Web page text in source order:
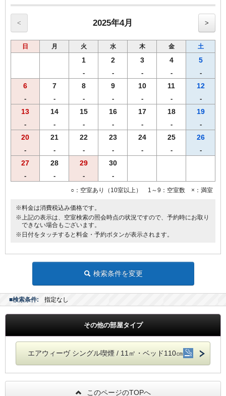
< 2025年4月 >
日 月 火 水 木 金 土
1
-
2
-
3
-
4
-
5
-
6
-
7
-
8
-
9
-
10
-
11
-
12
-
13
-
14
-
15
-
16
-
17
-
18
-
19
-
20
-
21
-
22
-
23
-
24
-
25
-
26
-
27
-
28
-
29
-
30
-
○：空室あり（10室以上） 1～9：空室数 ×：満室
※料金は消費税込み価格です。
※上記の表示は、空室検索の照会時点の状況ですので、予約時にお取り
できない場合もございます。
※日付をタッチすると料金・予約ボタンが表示されます。
検索条件を変更
■検索条件: 指定なし
その他の部屋タイプ
エアウィーヴ シングル喫煙 / 11㎡・ベッド110㎝
このページのTOPへ